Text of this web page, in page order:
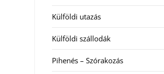
Külföldi utazás
Külföldi szállodák
Pihenés – Szórakozás